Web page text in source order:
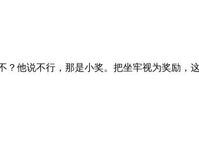
他说不行，那是小奖。把坐牢视为奖励，